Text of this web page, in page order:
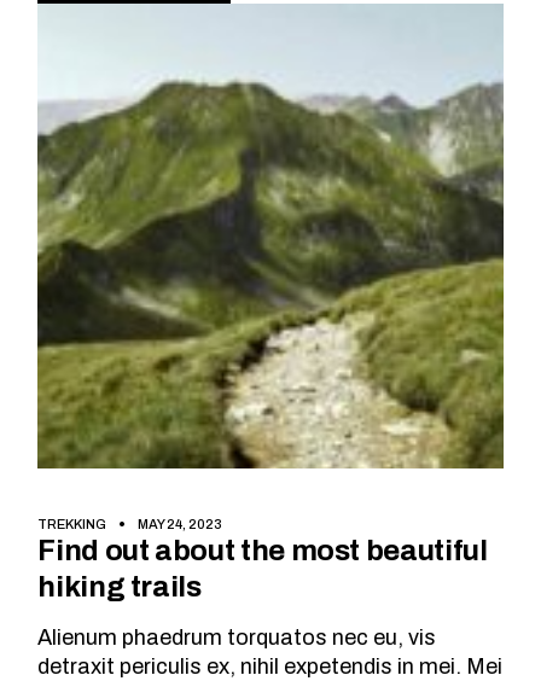
TREKKING MAY 24, 2023
Find out about the most beautiful
hiking trails
Alienum phaedrum torquatos nec eu, vis
detraxit periculis ex, nihil expetendis in mei. Mei